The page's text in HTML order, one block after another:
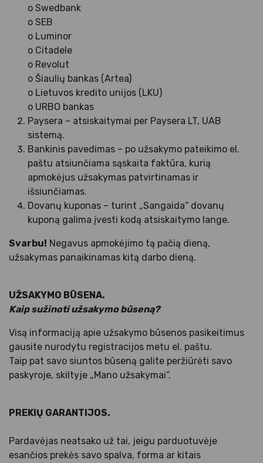
o Swedbank
o SEB
o Luminor
o Citadele
o Revolut
o Šiaulių bankas (Artea)
o Lietuvos kredito unijos (LKU)
o URBO bankas
Paysera – atsiskaitymai per Paysera LT, UAB
sistemą.
Bankinis pavedimas – po užsakymo pateikimo el.
paštu atsiunčiama sąskaita faktūra, kurią
apmokėjus užsakymas patvirtinamas ir
išsiunčiamas.
Dovanų kuponas – turint „Sangaida“ dovanų
kuponą galima įvesti kodą atsiskaitymo lange.
Svarbu! Negavus apmokėjimo tą pačią dieną,
užsakymas panaikinamas kitą darbo dieną.
UŽSAKYMO BŪSENA.
Kaip sužinoti užsakymo būseną?
Visą informaciją apie užsakymo būsenos pasikeitimus
gausite nurodytu registracijos metu el. paštu.
Taip pat savo siuntos būseną galite peržiūrėti savo
paskyroje, skiltyje „Mano užsakymai“.
PREKIŲ GARANTIJOS.
Pardavėjas neatsako už tai, jeigu parduotuvėje
esančios prekės savo spalva, forma ar kitais